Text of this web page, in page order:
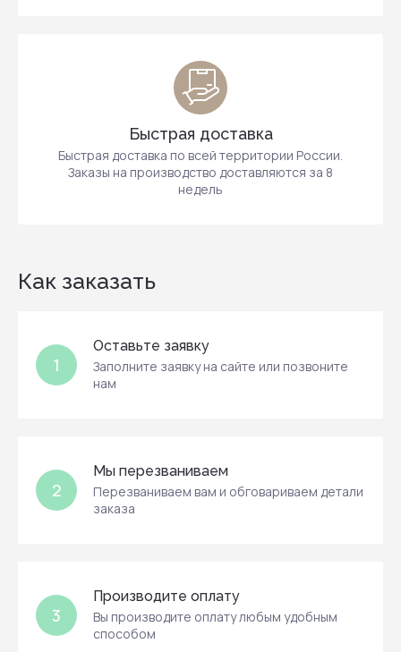
Быстрая доставка
Быстрая доставка по всей территории России.
Заказы на производство доставляются за 8
недель
Как заказать
1
Оставьте заявку
Заполните заявку на сайте или позвоните
нам
2
Мы перезваниваем
Перезваниваем вам и обговариваем детали
заказа
3
Производите оплату
Вы производите оплату любым удобным
способом